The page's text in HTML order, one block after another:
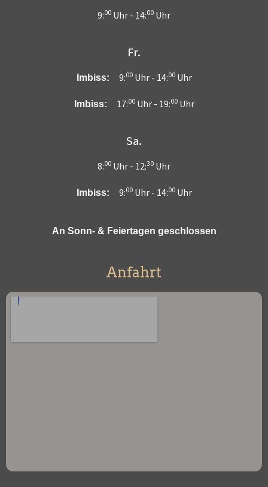
9:00 Uhr - 14:00 Uhr
Fr.
Imbiss: 9:00Uhr - 14:00Uhr
Imbiss: 17:00Uhr - 19:00Uhr
Sa.
8:00 Uhr - 12:30 Uhr
Imbiss: 9:00Uhr - 14:00Uhr
An Sonn- & Feiertagen geschlossen
Anfahrt